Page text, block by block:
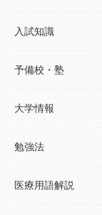
入試知識
予備校・塾
大学情報
勉強法
医療用語解説